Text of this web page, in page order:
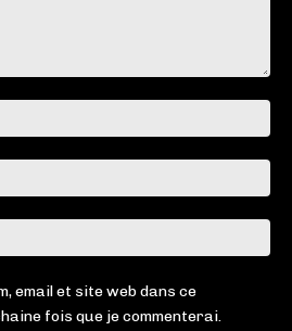
:*
:*
:
email et site web dans ce
fois que je commenterai.